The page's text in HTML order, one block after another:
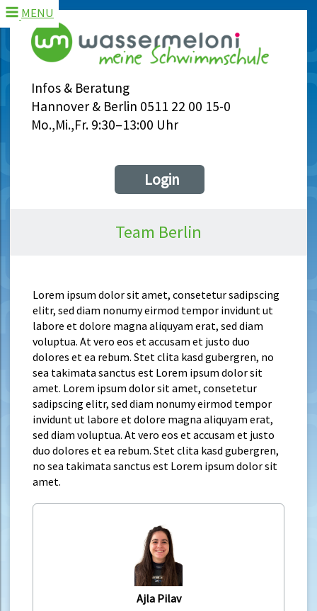
Infos & Beratung
Hannover & Berlin 0511 22 00 15-0
Mo.,Mi.,Fr. 9:30–13:00 Uhr
MENU
Login
Team Berlin
Lorem ipsum dolor sit amet, consetetur sadipscing
elitr, sed diam nonumy eirmod tempor invidunt ut
labore et dolore magna aliquyam erat, sed diam
voluptua. At vero eos et accusam et justo duo
dolores et ea rebum. Stet clita kasd gubergren, no
sea takimata sanctus est Lorem ipsum dolor sit
amet. Lorem ipsum dolor sit amet, consetetur
sadipscing elitr, sed diam nonumy eirmod tempor
invidunt ut labore et dolore magna aliquyam erat,
sed diam voluptua. At vero eos et accusam et justo
duo dolores et ea rebum. Stet clita kasd gubergren,
no sea takimata sanctus est Lorem ipsum dolor sit
amet.
Ajla Pilav